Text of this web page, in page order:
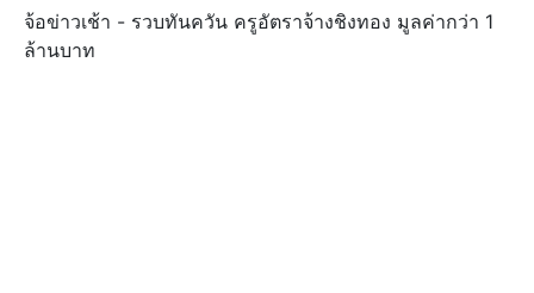
จ้อข่าวเช้า - รวบทันควัน ครูอัตราจ้างชิงทอง มูลค่ากว่า 1
ล้านบาท